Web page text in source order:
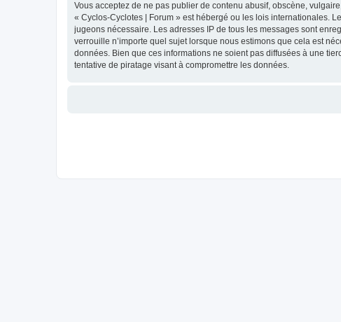
Vous acceptez de ne pas publier de contenu abusif, obscène,
« Cyclos-Cyclotes | Forum » est hébergé ou les lois internationales.
jugeons nécessaire. Les adresses IP de tous les messages sont
verrouille n’importe quel sujet lorsque nous estimons que cela est
données. Bien que ces informations ne soient pas diffusées à une
tentative de piratage visant à compromettre les données.